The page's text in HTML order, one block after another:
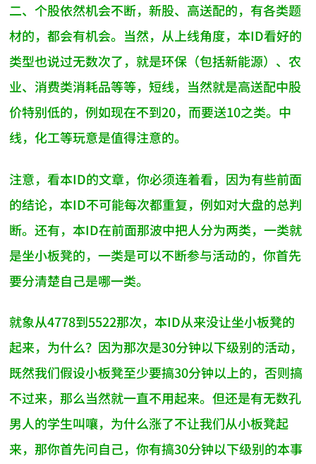
二、个股依然机会不断，新股、高送配的，有各类题
材的，都会有机会。当然，从上线角度，本ID看好的
类型也说过无数次了，就是环保（包括新能源）、农
业、消费类消耗品等等，短线，当然就是高送配中股
价特别低的，例如现在不到20，而要送10之类。中
线，化工等玩意是值得注意的。
注意，看本ID的文章，你必须连着看，因为有些前面
的结论，本ID不可能每次都重复，例如对大盘的总判
断。还有，本ID在前面那波中把人分为两类，一类就
是坐小板凳的，一类是可以不断参与活动的，你首先
要分清楚自己是哪一类。
就象从4778到5522那次，本ID从来没让坐小板凳的
起来，为什么？因为那次是30分钟以下级别的活动，
既然我们假设小板凳至少要搞30分钟以上的，否则搞
不过来，那么当然就一直不用起来。但还是有无数孔
男人的学生叫嚷，为什么涨了不让我们从小板凳起
来，那你首先问自己，你有搞30分钟以下级别的本事